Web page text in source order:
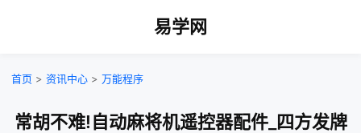
易学网
首页 > 资讯中心 > 万能程序
常胡不难!自动麻将机遥控器配件_四方发牌